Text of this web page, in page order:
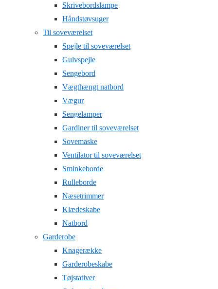
Skrivebordslampe
Håndstøvsuger
Til soveværelset
Spejle til soveværelset
Gulvspejle
Sengebord
Vægthængt natbord
Vægur
Sengelamper
Gardiner til soveværelset
Sovemaske
Ventilator til soveværelset
Sminkeborde
Rulleborde
Næsetrimmer
Klædeskabe
Natbord
Garderobe
Knagerække
Garderobeskabe
Tøjstativer